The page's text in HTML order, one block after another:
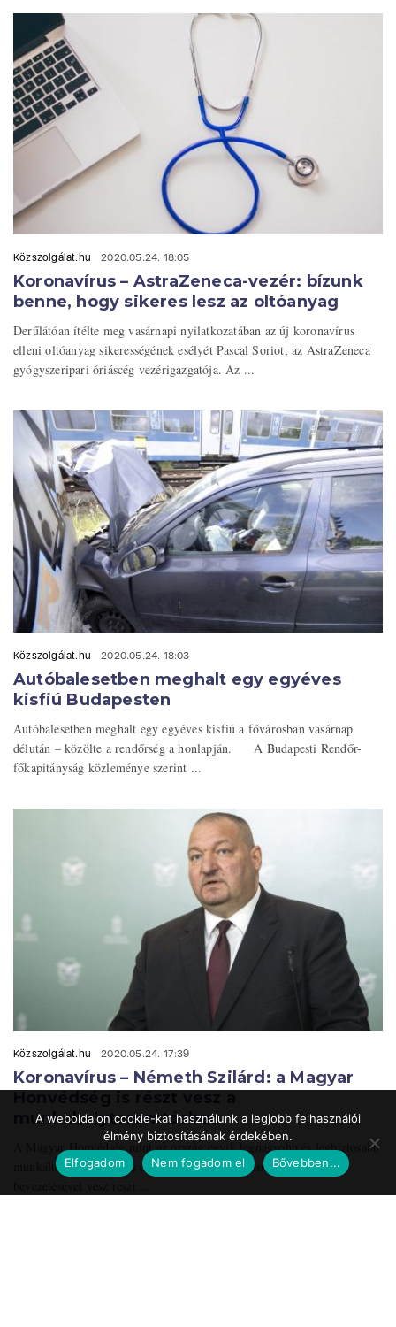
Közszolgálat.hu 2020.05.24. 18:05
Koronavírus – AstraZeneca-vezér: bízunk
benne, hogy sikeres lesz az oltóanyag
Derűlátóan ítélte meg vasárnapi nyilatkozatában az új koronavírus
elleni oltóanyag sikerességének esélyét Pascal Soriot, az AstraZeneca
gyógyszeripari óriáscég vezérigazgatója. Az ...
Közszolgálat.hu 2020.05.24. 18:03
Autóbalesetben meghalt egy egyéves
kisfiú Budapesten
Autóbalesetben meghalt egy egyéves kisfiú a fővárosban vasárnap
délután – közölte a rendőrség a honlapján. A Budapesti Rendőr-
főkapitányság közleménye szerint ...
Közszolgálat.hu 2020.05.24. 17:39
Koronavírus – Németh Szilárd: a Magyar
munkahelyteremtésben
A Magyar Honvédség mint az ország egyik legnagyobb és legbiztosabb
munkáltatója a speciális önkéntes tartalékos katonai szolgálat
A weboldalon cookie-kat használunk a legjobb felhasználói
élmény biztosításának érdekében.
Elfogadom
Nem fogadom el Bővebben...